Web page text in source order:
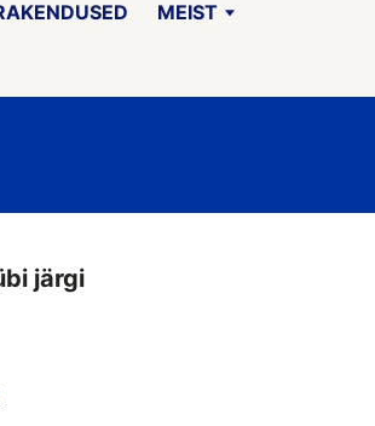
MEIST
järgi